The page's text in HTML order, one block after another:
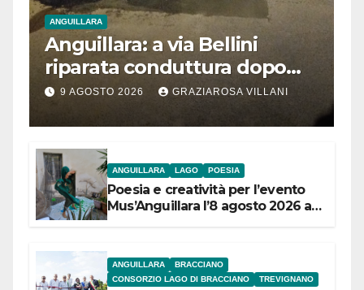
ANGUILLARA
Anguillara: a via Bellini
riparata conduttura dopo
segnalazione IdD
9 AGOSTO 2026 GRAZIAROSA VILLANI
ANGUILLARA LAGO POESIA
Poesia e creatività per l’evento
Mus’Anguillara l’8 agosto 2026 al
ANGUILLARA
BRACCIANO
CONSORZIO LAGO DI BRACCIANO
TREVIGNANO